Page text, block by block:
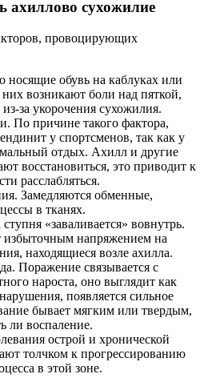
ахиллово сухожилие
провоцирующих
обувь на каблуках или
возникают боли над пяткой,
за укорочения сухожилия.
По причине такого фактора,
у спортсменов, так как у
отдых. Ахилл и другие
восстановиться, это приводит к
расслабляться.
Замедляются обменные,
в тканях.
«заваливается» вовнутрь.
избыточным напряжением на
находящиеся возле ахилла.
Поражение связывается с
нароста, оно выглядит как
появляется сильное
бывает мягким или твердым,
ли воспаление.
острой и хронической
толчком к прогрессированию
в этой зоне.